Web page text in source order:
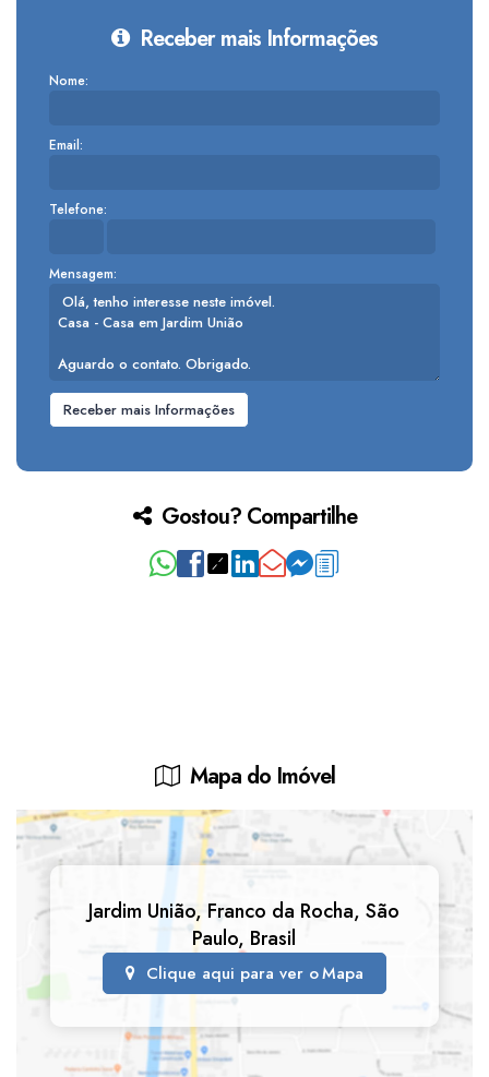
Receber mais Informações
Nome:
Email:
Telefone:
Mensagem:
Gostou? Compartilhe
Mapa do Imóvel
Jardim União, Franco da Rocha,São
Paulo, Brasil
Clique aqui para ver oMapa